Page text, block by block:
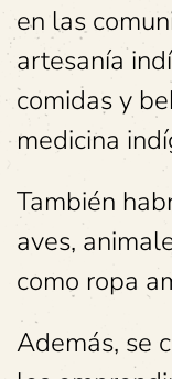
en las
artesanía
comidas y
medicina
También
aves,
como ropa
Además, se